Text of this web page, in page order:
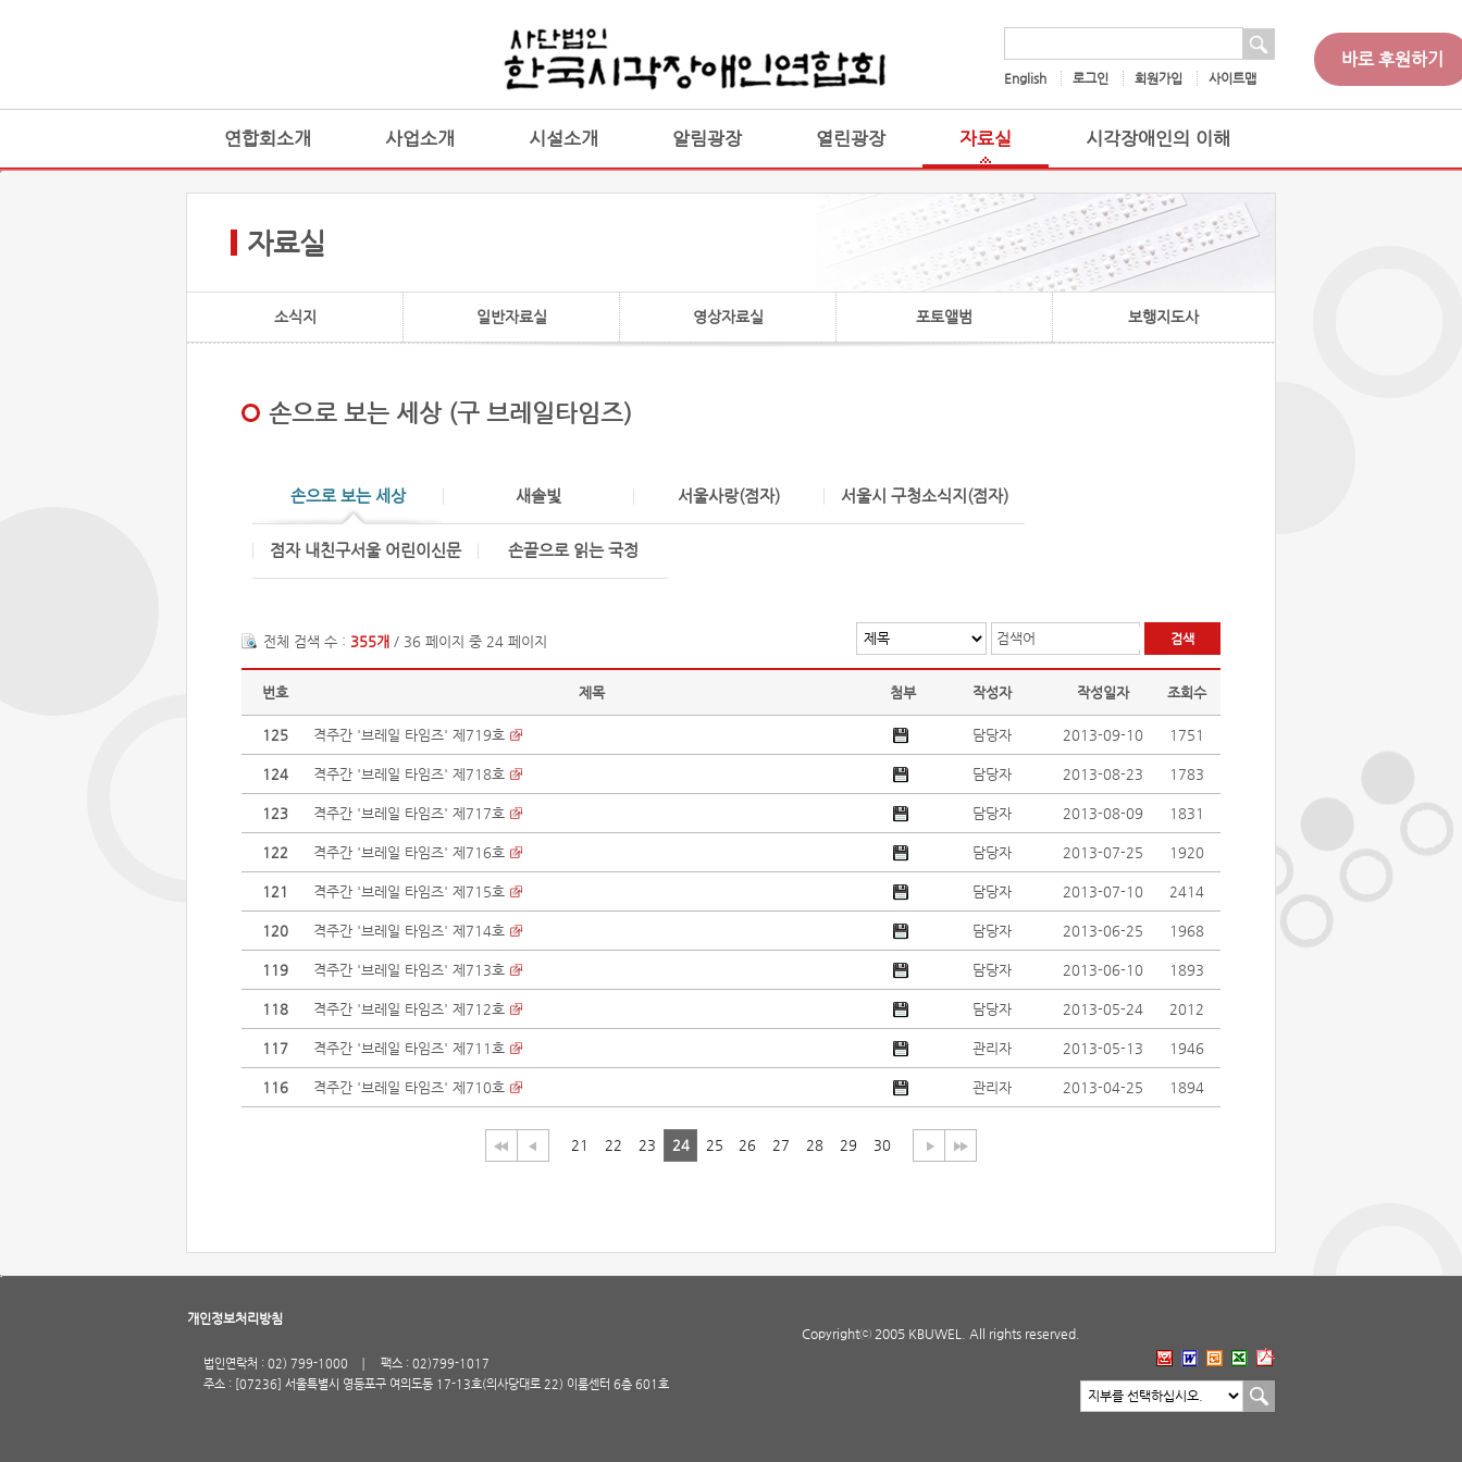
English 로그인 회원가입 사이트맵
바로 후원하기
연합회소개 사업소개 시설소개 알림광장 열린광장 자료실 시각장애인의 이해
자료실
소식지 일반자료실 영상자료실 포토앨범 보행지도사
손으로 보는 세상 (구 브레일타임즈)
손으로 보는 세상 새솔빛 서울사랑(점자) 서울시 구청소식지(점자)
점자 내친구서울 어린이신문 손끝으로 읽는 국정
검색어
전체 검색 수 : 355개 / 36 페이지 중 24 페이지
번호 제목 첨부 작성자 작성일자 조회수
125 격주간 '브레일 타임즈' 제719호 담당자 2013-09-10 1751
124 격주간 '브레일 타임즈' 제718호 담당자 2013-08-23 1783
123 격주간 '브레일 타임즈' 제717호 담당자 2013-08-09 1831
122 격주간 '브레일 타임즈' 제716호 담당자 2013-07-25 1920
121 격주간 '브레일 타임즈' 제715호 담당자 2013-07-10 2414
120 격주간 '브레일 타임즈' 제714호 담당자 2013-06-25 1968
119 격주간 '브레일 타임즈' 제713호 담당자 2013-06-10 1893
118 격주간 '브레일 타임즈' 제712호 담당자 2013-05-24 2012
117 격주간 '브레일 타임즈' 제711호 관리자 2013-05-13 1946
116 격주간 '브레일 타임즈' 제710호 관리자 2013-04-25 1894
21 22 23 24 25 26 27 28 29 30
개인정보처리방침
법인연락처 : 02) 799-1000
팩스 : 02)799-1017
주소 : [07236] 서울특별시 영등포구 여의도동 17-13호(의사당대로 22) 이룸센터 6층 601호
Copyrightⓒ 2005 KBUWEL. All rights reserved.